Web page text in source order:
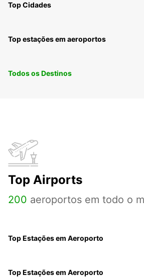
Top Cidades
Top estações em aeroportos
Todos os Destinos
Top Airports
200 aeroportos em todo o
Top Estações em Aeroporto
Top Estações em Aeroporto